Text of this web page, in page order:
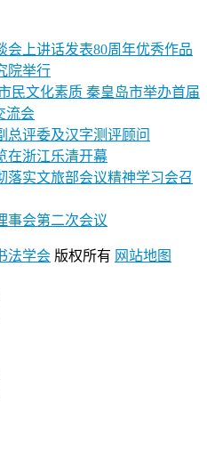
会上讲话发表80周年优秀作品
院举行
民文化素质 秦皇岛市举办首届
流会
总评委及汉字测评顾问
在浙江乐清开幕
落实文旅部会议精神学习会召
事会第二次会议
法学会 版权所有 网站地图